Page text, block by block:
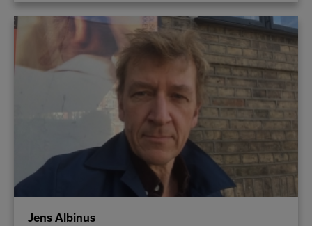
Jens Albinus